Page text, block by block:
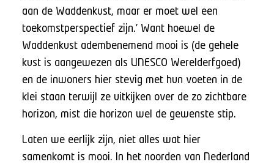
aan de Waddenkust, maar er moet wel een
toekomstperspectief zijn.’ Want hoewel de
Waddenkust adembenemend mooi is (de gehele
kust is aangewezen als UNESCO Werelderfgoed)
en de inwoners hier stevig met hun voeten in de
klei staan terwijl ze uitkijken over de zo zichtbare
horizon, mist die horizon wel de gewenste stip.
Laten we eerlijk zijn, niet alles wat hier
samenkomt is mooi. In het noorden van Nederland